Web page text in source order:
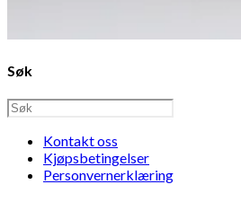
Søk
Kontakt oss
Kjøpsbetingelser
Personvernerklæring